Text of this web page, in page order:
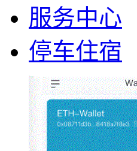
服务中心
停车住宿